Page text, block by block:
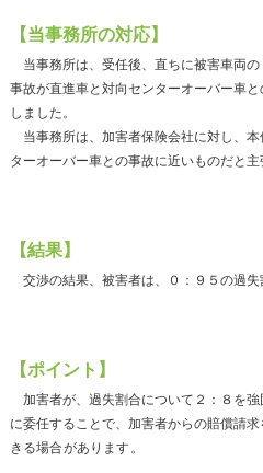
【当事務所の対応】
当事務所は、受任後、直ちに被害車両
事故が直進車と対向センターオーバー車
しました。
当事務所は、加害者保険会社に対し、
ターオーバー車との事故に近いものだと
【結果】
交渉の結果、被害者は、０：９５の過失
【ポイント】
加害者が、過失割合について２：８を
に委任することで、加害者からの賠償請
きる場合があります。